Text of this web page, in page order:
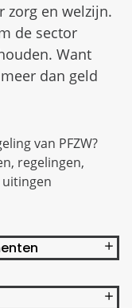
zorg en welzijn.
de sector
Want
dan geld
van PFZW?
regelingen,